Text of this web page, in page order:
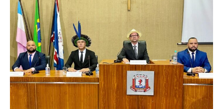
Anuncie
Quem Somos
Expediente
Contato
Anuncie
Anuncie
Quem Somos
Expediente
Contato
Anuncie
Anuncie
Quem Somos
Expediente
Contato
Anuncie
Anuncie
Quem Somos
Expediente
Contato
Anuncie